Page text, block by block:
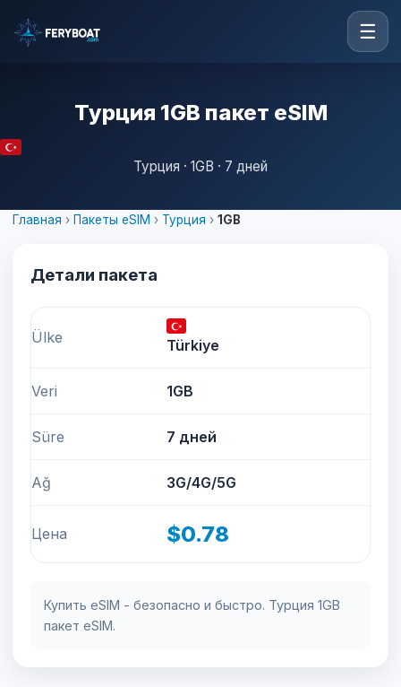
☰
Турция 1GB пакет eSIM
Турция · 1GB · 7 дней
Главная › Пакеты eSIM › Турция › 1GB
Детали пакета
Ülke Türkiye
Veri 1GB
Süre 7 дней
Ağ 3G/4G/5G
Цена $0.78
Купить eSIM - безопасно и быстро. Турция 1GB
пакет eSIM.